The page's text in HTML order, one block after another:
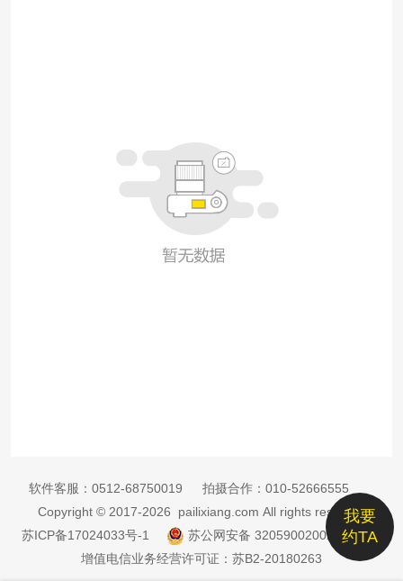
我要
约TA
软件客服： 0512-68750019 拍摄合作： 010-52666555
Copyright © 2017-2026 pailixiang.com All rights reserved
苏ICP备17024033号-1
苏公网安备 32059002002885号
增值电信业务经营许可证：苏B2-20180263